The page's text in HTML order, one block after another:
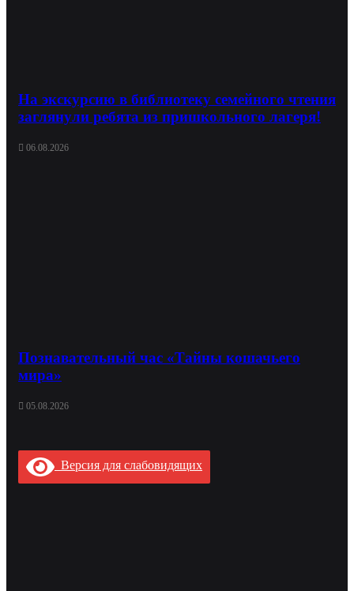
На экскурсию в библиотеку семейного чтения
заглянули ребята из пришкольного лагеря!
06.08.2026
Познавательный час «Тайны кошачьего
мира»
05.08.2026
Версия для слабовидящих